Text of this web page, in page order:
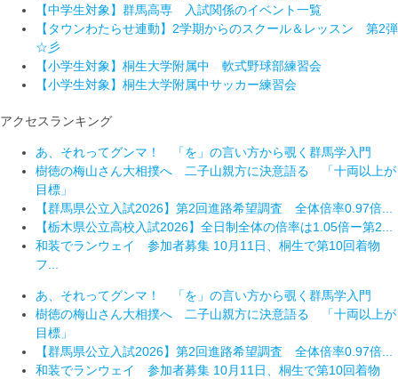
【中学生対象】群馬高専 入試関係のイベント一覧
【タウンわたらせ連動】2学期からのスクール＆レッスン 第2弾
☆彡
【小学生対象】桐生大学附属中 軟式野球部練習会
【小学生対象】桐生大学附属中サッカー練習会
アクセスランキング
あ、それってグンマ！ 「を」の言い方から覗く群馬学入門
樹徳の梅山さん大相撲へ 二子山親方に決意語る 「十両以上が
目標」
【群馬県公立入試2026】第2回進路希望調査 全体倍率0.97倍...
【栃木県公立高校入試2026】全日制全体の倍率は1.05倍ー第2...
和装でランウェイ 参加者募集 10月11日、桐生で第10回着物
フ...
あ、それってグンマ！ 「を」の言い方から覗く群馬学入門
樹徳の梅山さん大相撲へ 二子山親方に決意語る 「十両以上が
目標」
【群馬県公立入試2026】第2回進路希望調査 全体倍率0.97倍...
和装でランウェイ 参加者募集 10月11日、桐生で第10回着物